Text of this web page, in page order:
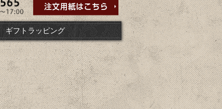
ギフトラッピング